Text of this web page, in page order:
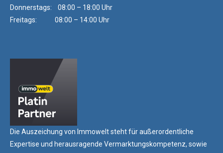
Donnerstags: 08:00 – 18:00 Uhr
Freitags: 08:00 – 14:00 Uhr
Die Auszeichung von Immowelt steht für außerordentliche
Expertise und herausragende Vermarktungskompetenz, sowie